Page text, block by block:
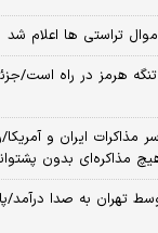
تراستی ها اعلام شد
مذاکرات ایران و
مذاکره‌ای بدون
تهران به صدا